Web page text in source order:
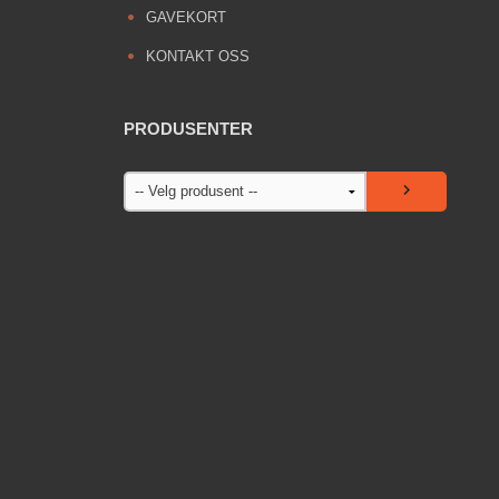
GAVEKORT
KONTAKT OSS
PRODUSENTER